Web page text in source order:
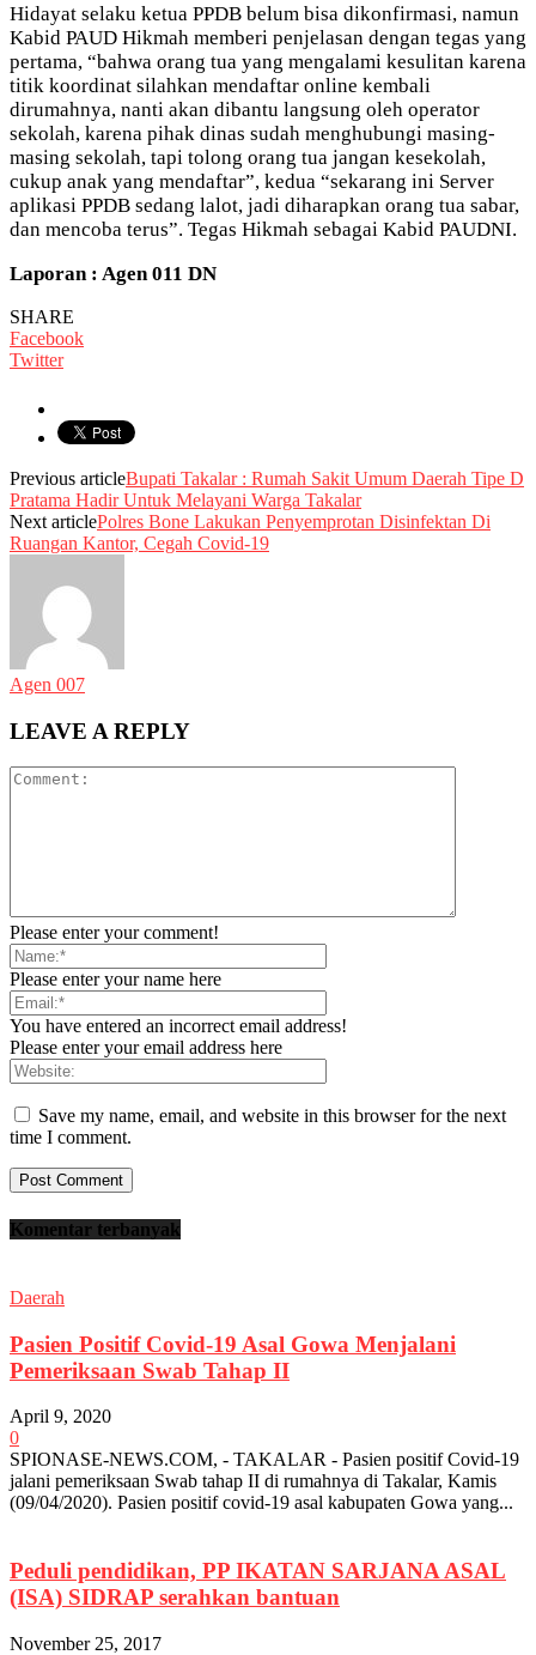
Hidayat selaku ketua PPDB belum bisa dikonfirmasi, namun
Kabid PAUD Hikmah memberi penjelasan dengan tegas yang
pertama, “bahwa orang tua yang mengalami kesulitan karena
titik koordinat silahkan mendaftar online kembali
dirumahnya, nanti akan dibantu langsung oleh operator
sekolah, karena pihak dinas sudah menghubungi masing-
masing sekolah, tapi tolong orang tua jangan kesekolah,
cukup anak yang mendaftar”, kedua “sekarang ini Server
aplikasi PPDB sedang lalot, jadi diharapkan orang tua sabar,
dan mencoba terus”. Tegas Hikmah sebagai Kabid PAUDNI.
Laporan : Agen 011 DN
SHARE
Facebook
Twitter
Previous articleBupati Takalar : Rumah Sakit Umum Daerah Tipe D
Pratama Hadir Untuk Melayani Warga Takalar
Next articlePolres Bone Lakukan Penyemprotan Disinfektan Di
Ruangan Kantor, Cegah Covid-19
Agen 007
LEAVE A REPLY
Please enter your comment!
Please enter your name here
You have entered an incorrect email address!
Please enter your email address here
Save my name, email, and website in this browser for the next
time I comment.
Komentar terbanyak
Daerah
Pasien Positif Covid-19 Asal Gowa Menjalani
Pemeriksaan Swab Tahap II
April 9, 2020
0
SPIONASE-NEWS.COM, - TAKALAR - Pasien positif Covid-19
jalani pemeriksaan Swab tahap II di rumahnya di Takalar, Kamis
(09/04/2020). Pasien positif covid-19 asal kabupaten Gowa yang...
Peduli pendidikan, PP IKATAN SARJANA ASAL
(ISA) SIDRAP serahkan bantuan
November 25, 2017